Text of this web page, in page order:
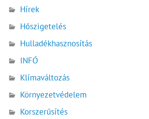
Hírek
Hőszigetelés
Hulladékhasznosítás
INFÓ
Klímaváltozás
Környezetvédelem
Korszerűsítés